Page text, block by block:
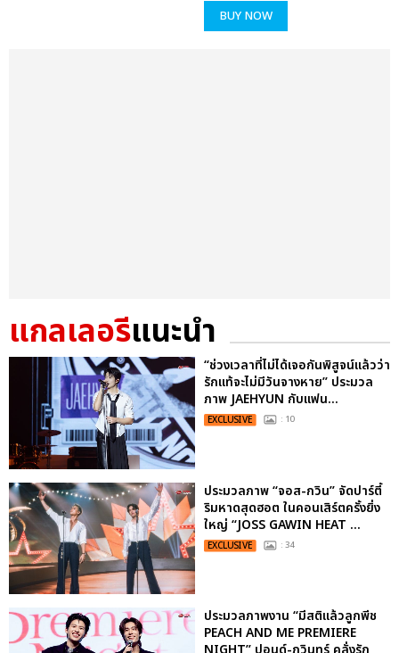
BUY NOW
แกลเลอรีแนะนำ
“ช่วงเวลาที่ไม่ได้เจอกันพิสูจน์แล้วว่า
รักแท้จะไม่มีวันจางหาย” ประมวล
ภาพ JAEHYUN กับแฟน...
EXCLUSIVE : 10
ประมวลภาพ “จอส-กวิน” จัดปาร์ตี้
ริมหาดสุดฮอต ในคอนเสิร์ตครั้งยิ่ง
ใหญ่ “JOSS GAWIN HEAT ...
EXCLUSIVE : 34
ประมวลภาพงาน “มีสติแล้วลูกพีช
PEACH AND ME PREMIERE